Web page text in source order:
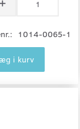
1014-0065-1
i kurv